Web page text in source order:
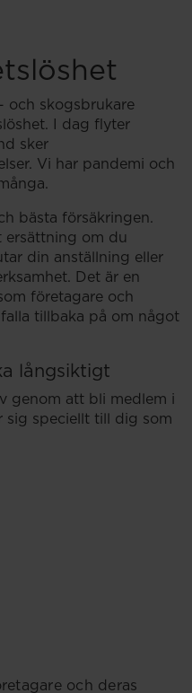
och skogsbrukare
I dag flyter
sker
Vi har pandemi och
bästa försäkringen.
ersättning om du
din anställning eller
Det är en
företagare och
tillbaka på om något
långsiktigt
genom att bli medlem i
sig speciellt till dig som
och deras